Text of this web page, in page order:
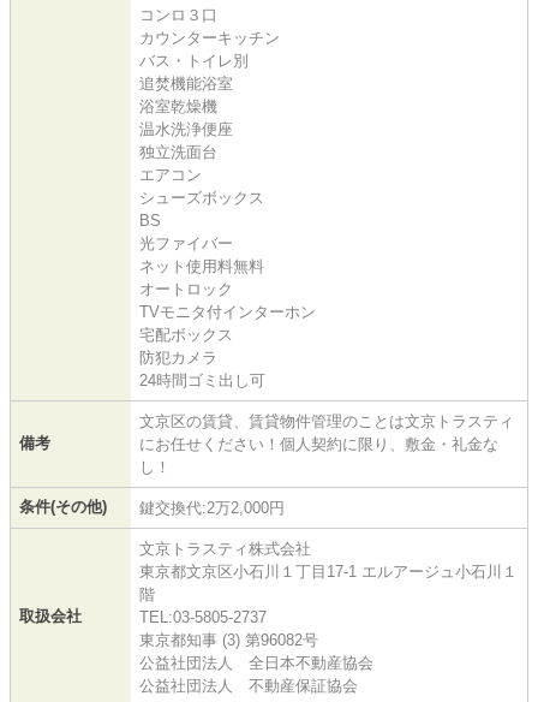
コンロ３口
カウンターキッチン
バス・トイレ別
追焚機能浴室
浴室乾燥機
温水洗浄便座
独立洗面台
エアコン
シューズボックス
BS
光ファイバー
ネット使用料無料
オートロック
TVモニタ付インターホン
宅配ボックス
防犯カメラ
24時間ゴミ出し可
備考
文京区の賃貸、賃貸物件管理のことは文京トラスティ
にお任せください！個人契約に限り、敷金・礼金な
し！
条件(その他) 鍵交換代:2万2,000円
取扱会社
文京トラスティ株式会社
東京都文京区小石川１丁目17-1 エルアージュ小石川１
階
TEL:03-5805-2737
東京都知事 (3) 第96082号
公益社団法人 全日本不動産協会
公益社団法人 不動産保証協会